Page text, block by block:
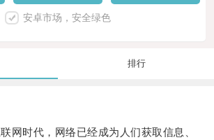
安卓市场，安全绿色
排行
时代，网络已经成为人们获取信息、